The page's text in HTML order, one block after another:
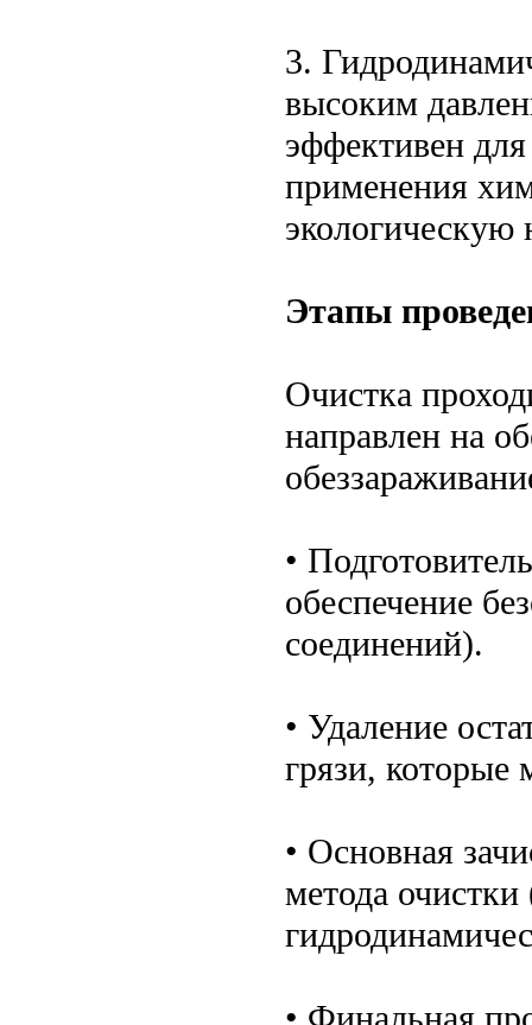
3.
высоким
эффективен
применения
экологическую
Этапы
Очистка
направлен на
•
обеспечение
соединений).
• Удаление
грязи, которые
• Основная
метода